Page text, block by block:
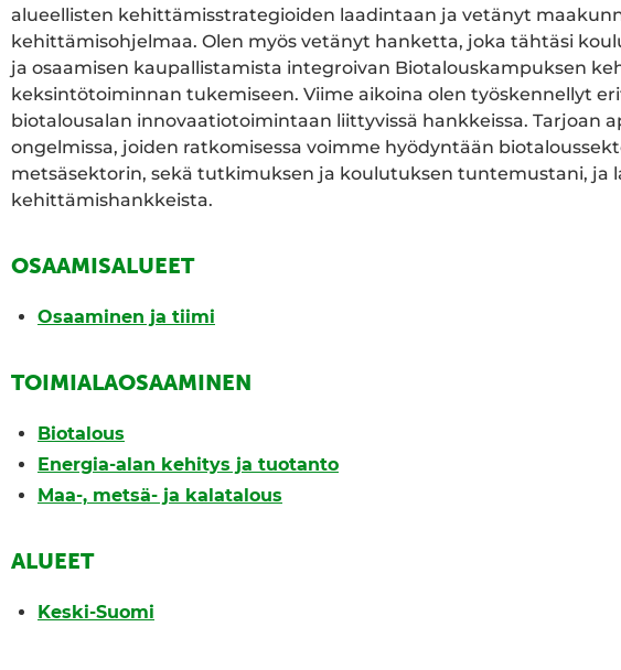
alueellisten kehittämisstrategioiden laadintaan ja vetänyt
kehittämisohjelmaa. Olen myös vetänyt hanketta, joka tähtäsi
ja osaamisen kaupallistamista integroivan Biotalouskampuksen
keksintötoiminnan tukemiseen. Viime aikoina olen työskennellyt
biotalousalan innovaatiotoimintaan liittyvissä hankkeissa. Tarjoan
ongelmissa, joiden ratkomisessa voimme hyödyntään
metsäsektorin, sekä tutkimuksen ja koulutuksen tuntemustani, ja
kehittämishankkeista.
OSAAMISALUEET
Osaaminen ja tiimi
TOIMIALAOSAAMINEN
Biotalous
Energia-alan kehitys ja tuotanto
Maa-, metsä- ja kalatalous
ALUEET
Keski-Suomi